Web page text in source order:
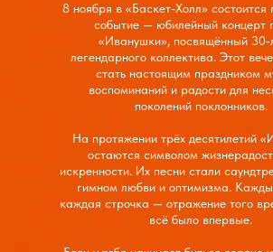
8 ноября в «Баскет-Холл» состоится
событие — юбилейный концерт
«Иванушки», посвящённый
легендарного коллектива. Этот
стать настоящим праздником
воспоминаний и радости для
поколений поклонников.
На протяжении трёх десятилетий
остаются символом
искренности. Их песни стали
гимном любви и оптимизма.
каждая строчка — отражение того
всё было впервые.